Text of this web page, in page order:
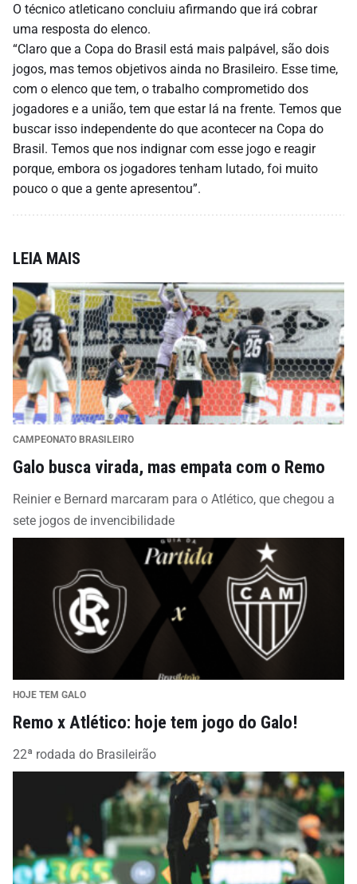
O técnico atleticano concluiu afirmando que irá cobrar
uma resposta do elenco.
“Claro que a Copa do Brasil está mais palpável, são dois
jogos, mas temos objetivos ainda no Brasileiro. Esse time,
com o elenco que tem, o trabalho comprometido dos
jogadores e a união, tem que estar lá na frente. Temos que
buscar isso independente do que acontecer na Copa do
Brasil. Temos que nos indignar com esse jogo e reagir
porque, embora os jogadores tenham lutado, foi muito
pouco o que a gente apresentou”.
LEIA MAIS
CAMPEONATO BRASILEIRO
Galo busca virada, mas empata com o Remo
Reinier e Bernard marcaram para o Atlético, que chegou a
sete jogos de invencibilidade
HOJE TEM GALO
Remo x Atlético: hoje tem jogo do Galo!
22ª rodada do Brasileirão